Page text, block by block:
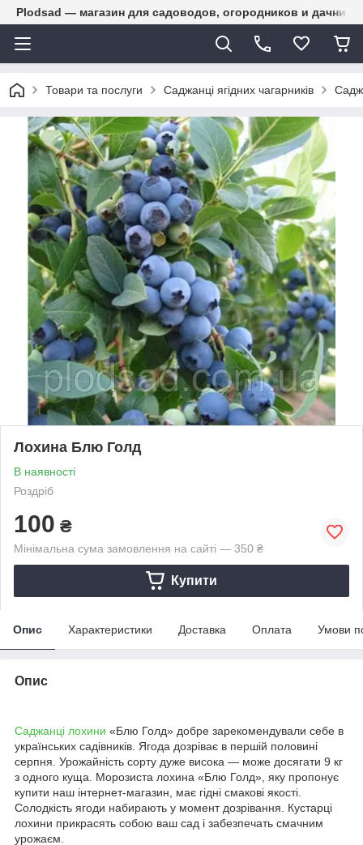
Plodsad — магазин для садоводов, огородников и
Товари та послуги Саджанці ягідних чагарників
Лохина Блю Голд
В наявності
Роздріб
100 ₴
Мінімальна сума замовлення на сайті — 350 ₴
Купити
Опис Характеристики Доставка Оплата Умови
Опис
Саджанці лохини «Блю Голд» добре зарекомендували себе в
українських садівників. Ягода дозріває в першій половині
серпня. Урожайність сорту дуже висока — може досягати 9 кг
з одного куща. Морозиста лохина «Блю Голд», яку пропонує
купити наш інтернет-магазин, має гідні смакові якості.
Солодкість ягоди набирають у момент дозрівання. Кустарці
лохини прикрасять собою ваш сад і забезпечать смачним
урожаєм.